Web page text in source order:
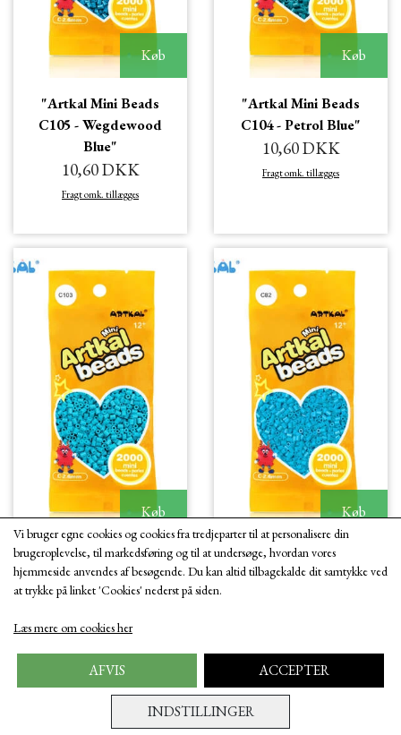
Køb
"Artkal Mini Beads
C105 - Wegdewood
Blue"
10,60 DKK
Fragt omk. tillægges
Køb
"Artkal Mini Beads
C104 - Petrol Blue"
10,60 DKK
Fragt omk. tillægges
Køb
"Artkal Mini Beads
C103 - Deep Water"
Fragt omk. tillægges
Køb
"Artkal Mini Beads C82
- Azure"
Vi bruger egne cookies og cookies fra tredjeparter til at personalisere din
brugeroplevelse, til markedsføring og til at undersøge, hvordan vores
hjemmeside anvendes af besøgende. Du kan altid tilbagekalde dit samtykke ved
at trykke på linket 'Cookies' nederst på siden.
Læs mere om cookies her
INDSTILLINGER
AFVIS ACCEPTER